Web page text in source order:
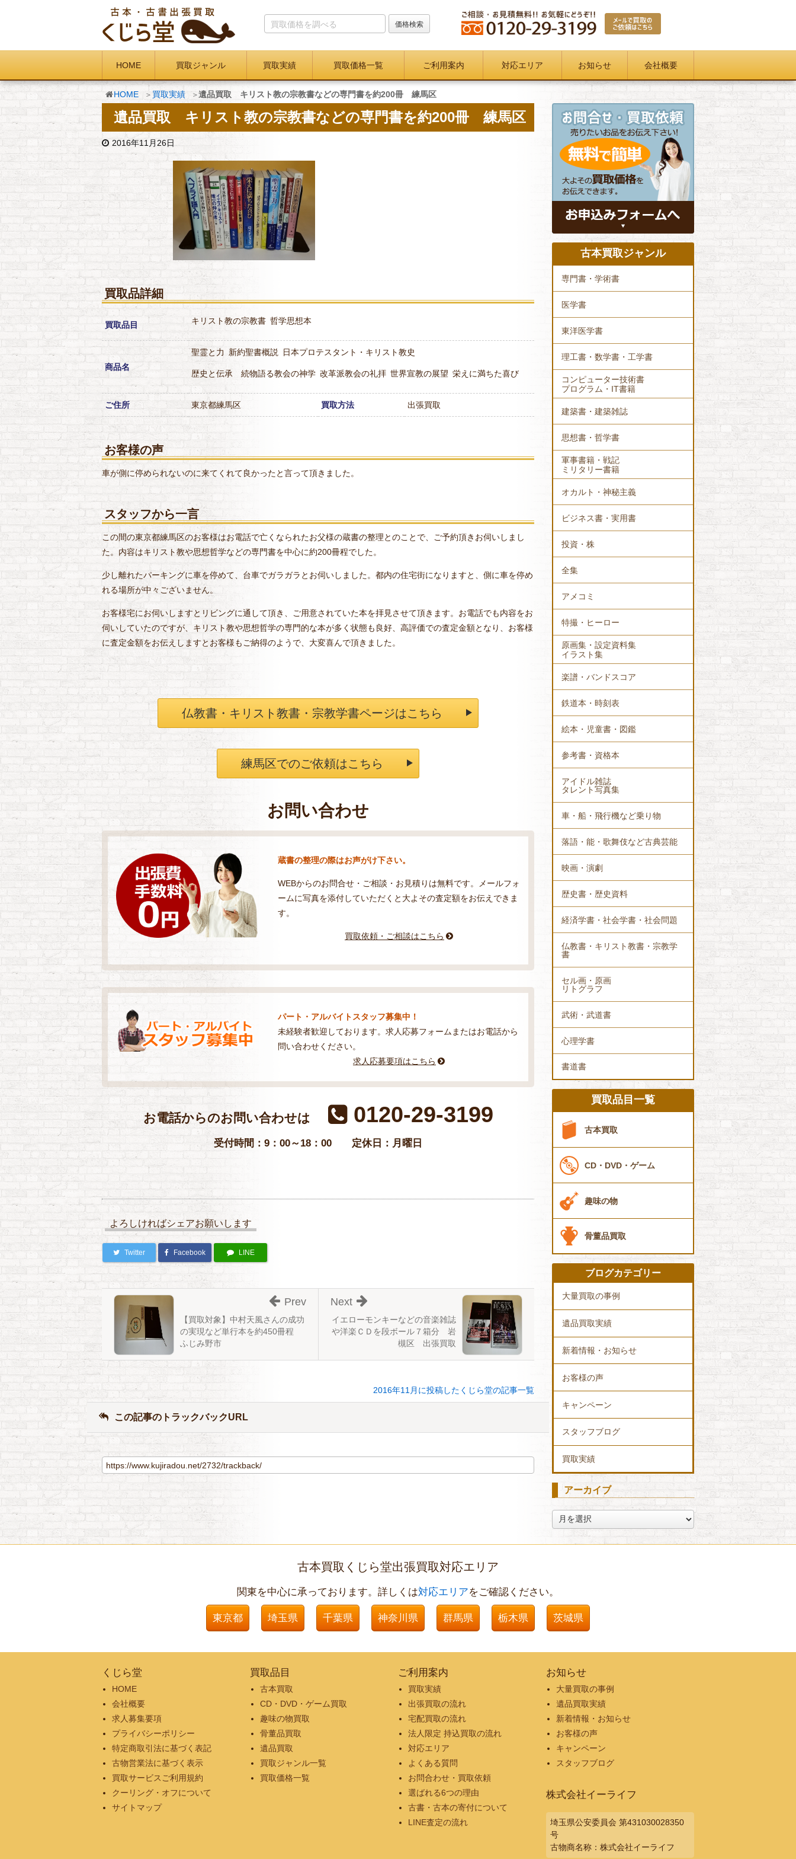
HOME 買取ジャンル 買取実績 買取価格一覧 ご利用案内 対応エリア お知らせ 会社概要
HOME 買取実績 遺品買取 キリスト教の宗教書などの専門書を約200冊 練馬区
遺品買取 キリスト教の宗教書などの専門書を約200冊 練馬区
2016年11月26日
買取品詳細
買取品目 キリスト教の宗教書 哲学思想本
商品名
聖霊と力 新約聖書概説 日本プロテスタント・キリスト教史
歴史と伝承 続物語る教会の神学 改革派教会の礼拝 世界宣教の展望 栄えに満ちた喜び
ご住所 東京都練馬区 買取方法 出張買取
お客様の声
車が側に停められないのに来てくれて良かったと言って頂きました。
スタッフから一言
この間の東京都練馬区のお客様はお電話で亡くなられたお父様の蔵書の整理とのことで、ご予約頂きお伺いしまし
た。内容はキリスト教や思想哲学などの専門書を中心に約200冊程でした。
少し離れたパーキングに車を停めて、台車でガラガラとお伺いしました。都内の住宅街になりますと、側に車を停め
れる場所が中々ございません。
お客様宅にお伺いしますとリビングに通して頂き、ご用意されていた本を拝見させて頂きます。お電話でも内容をお
伺いしていたのですが、キリスト教や思想哲学の専門的な本が多く状態も良好、高評価での査定金額となり、お客様
に査定金額をお伝えしますとお客様もご納得のようで、大変喜んで頂きました。
仏教書・キリスト教書・宗教学書ページはこちら
練馬区でのご依頼はこちら
お問い合わせ
蔵書の整理の際はお声がけ下さい。
WEBからのお問合せ・ご相談・お見積りは無料です。メールフォ
ームに写真を添付していただくと大よその査定額をお伝えできま
す。
買取依頼・ご相談はこちら
パート・アルバイトスタッフ募集中！
未経験者歓迎しております。求人応募フォームまたはお電話から
問い合わせください。
求人応募要項はこちら
お電話からのお問い合わせは 0120-29-3199
受付時間：9：00～18：00 定休日：月曜日
よろしければシェアお願いします
Twitter Facebook LINE
イエローモンキーなどの音楽雑誌
や洋楽ＣＤを段ボール７箱分 岩
槻区 出張買取
Next
【買取対象】中村天風さんの成功
の実現など単行本を約450冊程
ふじみ野市
Prev
2016年11月に投稿したくじら堂の記事一覧
この記事のトラックバックURL
古本買取ジャンル
専門書・学術書
医学書
東洋医学書
理工書・数学書・工学書
コンピューター技術書
プログラム・IT書籍
建築書・建築雑誌
思想書・哲学書
軍事書籍・戦記
ミリタリー書籍
オカルト・神秘主義
ビジネス書・実用書
投資・株
全集
アメコミ
特撮・ヒーロー
原画集・設定資料集
イラスト集
楽譜・バンドスコア
鉄道本・時刻表
絵本・児童書・図鑑
参考書・資格本
アイドル雑誌
タレント写真集
車・船・飛行機など乗り物
落語・能・歌舞伎など古典芸能
映画・演劇
歴史書・歴史資料
経済学書・社会学書・社会問題
仏教書・キリスト教書・宗教学
書
セル画・原画
リトグラフ
武術・武道書
心理学書
書道書
買取品目一覧
古本買取
CD・DVD・ゲーム
趣味の物
骨董品買取
ブログカテゴリー
大量買取の事例
遺品買取実績
新着情報・お知らせ
お客様の声
キャンペーン
スタッフブログ
買取実績
アーカイブ
ー
古本買取くじら堂出張買取対応エリア
関東を中心に承っております。詳しくは対応エリアをご確認ください。
東京都 埼玉県 千葉県 神奈川県 群馬県 栃木県 茨城県
くじら堂
HOME
会社概要
求人募集要項
プライバシーポリシー
特定商取引法に基づく表記
古物営業法に基づく表示
買取サービスご利用規約
クーリング・オフについて
サイトマップ
買取品目
古本買取
CD・DVD・ゲーム買取
趣味の物買取
骨董品買取
遺品買取
買取ジャンル一覧
買取価格一覧
ご利用案内
買取実績
出張買取の流れ
宅配買取の流れ
法人限定 持込買取の流れ
対応エリア
よくある質問
お問合わせ・買取依頼
選ばれる6つの理由
古書・古本の寄付について
LINE査定の流れ
お知らせ
大量買取の事例
遺品買取実績
新着情報・お知らせ
お客様の声
キャンペーン
スタッフブログ
株式会社イーライフ
埼玉県公安委員会 第431030028350
号
古物商名称：株式会社イーライフ